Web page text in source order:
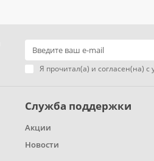
Я прочитал(а) и согласен(на) с
Служба поддержки
Акции
Новости